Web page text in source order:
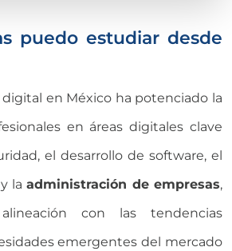
puedo estudiar desde
en México ha potenciado la
en áreas digitales clave
el desarrollo de software, el
laadministración de empresas,
con las tendencias
emergentes del mercado